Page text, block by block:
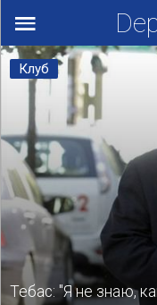
Клуб
Тебас: "Я не знаю,